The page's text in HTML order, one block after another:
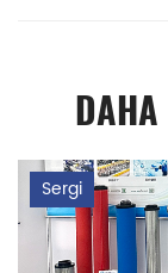
DAHA